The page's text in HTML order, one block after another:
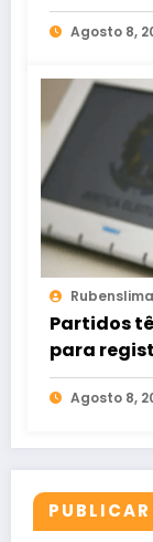
federal
Agosto 8,
Rubenslima
Partidos
para
tribunais
Agosto 8,